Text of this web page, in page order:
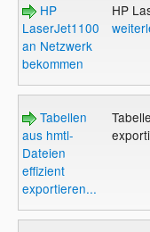
HP
LaserJet1100
an Netzwerk
bekommen
HP
Tabellen
aus hmtl-
Dateien
effizient
exportieren...